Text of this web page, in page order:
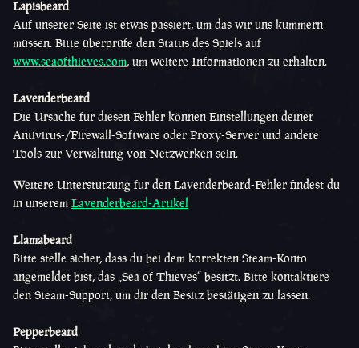
Lapisbeard
Auf unserer Seite ist etwas passiert, um das wir uns kümmern
müssen. Bitte überprüfe den Status des Spiels auf
www.seaofthieves.com, um weitere Informationen zu erhalten.
Lavenderbeard
Die Ursache für diesen Fehler können Einstellungen deiner
Antivirus-/Firewall-Software oder Proxy-Server und andere
Tools zur Verwaltung von Netzwerken sein.
Weitere Unterstützung für den Lavenderbeard-Fehler findest du
in unserem Lavenderbeard-Artikel
Llamabeard
Bitte stelle sicher, dass du bei dem korrekten Steam-Konto
angemeldet bist, das „Sea of Thieves“ besitzt. Bitte kontaktiere
den Steam-Support, um dir den Besitz bestätigen zu lassen.
Pepperbeard